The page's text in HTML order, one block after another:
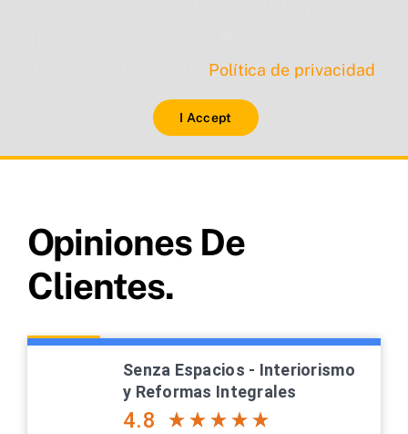
Política de privacidad
I Accept
Opiniones De
Clientes.
Senza Espacios - Interiorismo
y Reformas Integrales
4.8